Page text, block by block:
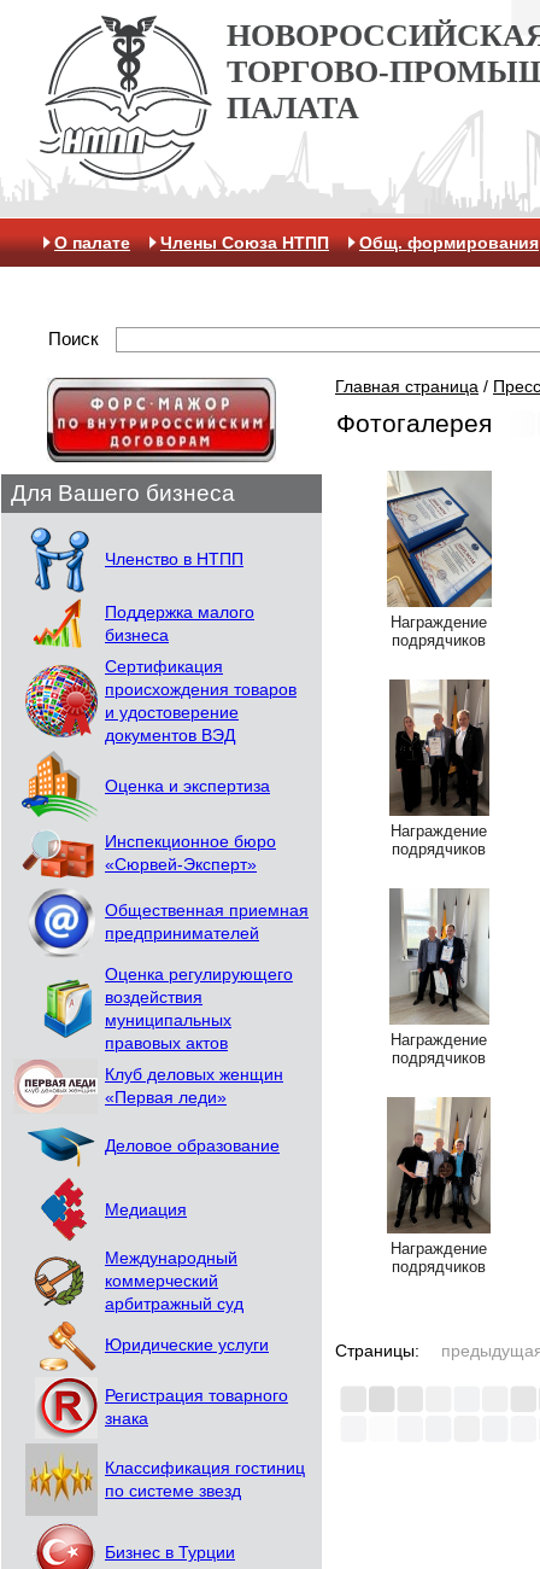
ТОРГОВО-
ПАЛАТА
О палате Члены Союза НТПП Общ. формирования
Поиск
Для Вашего бизнеса
Членство в НТПП
Поддержка малого
бизнеса
Сертификация
происхождения товаров
и удостоверение
документов ВЭД
Оценка и экспертиза
Инспекционное бюро
«Сюрвей-Эксперт»
Общественная приемная
предпринимателей
Оценка регулирующего
воздействия
муниципальных
правовых актов
Клуб деловых женщин
«Первая леди»
Деловое образование
Медиация
Международный
коммерческий
арбитражный суд
Юридические услуги
Регистрация товарного
знака
Классификация гостиниц
по системе звезд
Бизнес в Турции
Главная страница /
Фотогалерея
Награждение
подрядчиков
Награждение
подрядчиков
Награждение
подрядчиков
Награждение
подрядчиков
Страницы: